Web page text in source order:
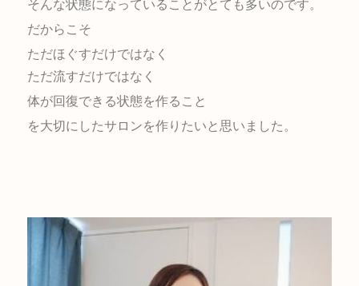
そんな状態になっていることがとても多いのです。
だからこそ
ただほぐすだけではなく
ただ流すだけではなく
体が回復できる状態を作ること
を大切にしたサロンを作りたいと思いました。